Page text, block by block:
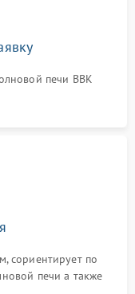
печи BBK
сориентирует по
печи а также